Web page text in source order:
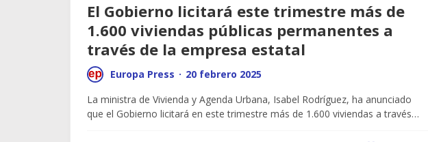
El Gobierno licitará este trimestre más de
1.600 viviendas públicas permanentes a
través de la empresa estatal
Europa Press · 20 febrero 2025
La ministra de Vivienda y Agenda Urbana, Isabel Rodríguez, ha anunciado
que el Gobierno licitará en este trimestre más de 1.600 viviendas a través…